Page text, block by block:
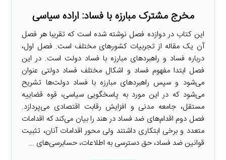
مخرج مشترک مبارزه با فساد: اراده سیاسی
این کتاب در دوازده فصل نوشته شده است که تقریبا هر فصل
آن یک مقاله از تجربیات کشورهای مختلف است. فصل اول،
درباره فساد و راهبردهای مبارزه با فساد دولت است. در این
فصل ابتدا مفهوم فساد و اشکال مختلف فساد دولتی عنوان
می‌شود و سپس راهبردهای مبارزه با فساد دولت‌ها تشریح
می‌شود که در این مورد به پاسخگویی سیاسی، قوه قضاییه
مستقل، جامعه مدنی و افزایش رقابت اقتصادی می‌پردازد.
فصل دوم اقدام‌های ضد فساد در هند را بیان می‌کند که اقدامات
متعدد و برخی ابتکاری داشتند ولی محور اقدامات آنان، تثبیت
قوانین ضد فساد، حق دسترسی به اطلاعات، حسابرسی‌های ...